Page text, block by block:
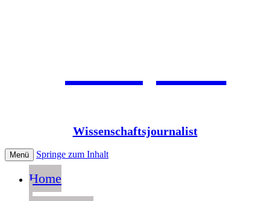
Jean Pütz
Wissenschaftsjournalist
Menü Springe zum Inhalt
Home